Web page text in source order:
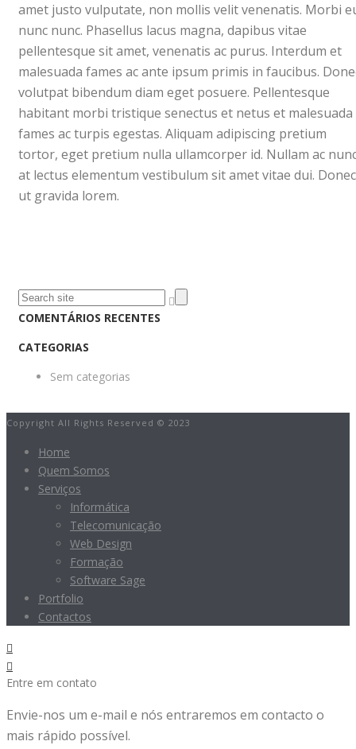
amet justo vulputate, non mollis velit venenatis. Morbi
nunc nunc. Phasellus lacus magna, dapibus vitae
pellentesque sit amet, venenatis ac purus. Interdum et
malesuada fames ac ante ipsum primis in faucibus.
volutpat bibendum diam eget posuere. Pellentesque
habitant morbi tristique senectus et netus et malesuada
fames ac turpis egestas. Aliquam adipiscing pretium
tortor, eget pretium nulla ullamcorper id. Nullam ac
at lectus elementum vestibulum sit amet vitae dui. Donec
ut gravida lorem.
COMENTÁRIOS RECENTES
CATEGORIAS
Sem categorias
Copyright All Rights Reserved © 2023
Home
Quem Somos
Serviços
Informática
Telecomunicação
Web Design
Formação
Software Sage
Portfolio
Contactos
Entre em contato
Envie-nos um e-mail e nós entraremos em contacto o
mais rápido possível.